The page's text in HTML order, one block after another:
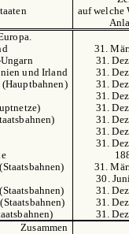
auf welche
31.
31.
und Irland
31.
31.
31.
31.
31.
31.
31.
31.
30.
31.
31.
31.
Zusammen